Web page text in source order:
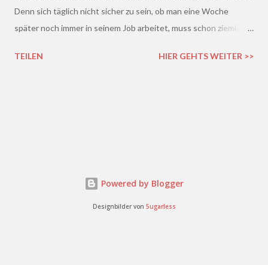
Denn sich täglich nicht sicher zu sein, ob man eine Woche
später noch immer in seinem Job arbeitet, muss schon ziemlich
derzeitigen Situation kommt es ja leider gar nicht so wenig vor,
TEILEN HIER GEHTS WEITER >>
Powered by Blogger
Designbilder von 5ugarless